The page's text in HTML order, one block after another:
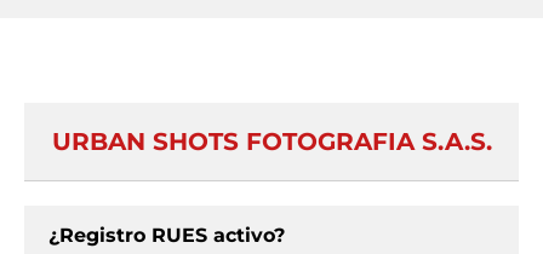
URBAN SHOTS FOTOGRAFIA S.A.S.
¿Registro RUES activo?